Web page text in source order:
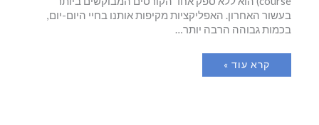
בעשור האחרון. האפליקציות מקיפות אותנו בחיי היום-יום,
בכמות גבוהה הרבה יותר…
קרא עוד »